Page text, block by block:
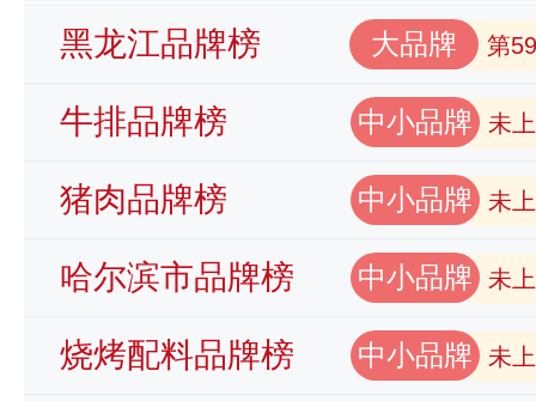
黑龙江品牌榜 大品牌 第
牛排品牌榜 中小品牌 未
猪肉品牌榜 中小品牌 未
哈尔滨市品牌榜 中小品牌 未
烧烤配料品牌榜 中小品牌 未